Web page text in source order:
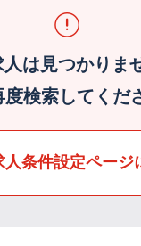
は見つかりま
検索してくだ
人条件設定ページ